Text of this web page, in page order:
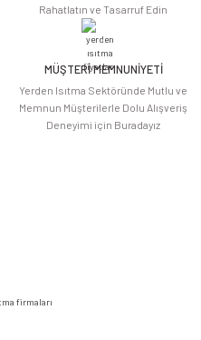
Rahatlatın ve Tasarruf Edin
MÜŞTERİ MEMNUNİYETİ
Yerden Isıtma Sektöründe Mutlu ve
Memnun Müşterilerle Dolu Alışveriş
Deneyimi için Buradayız